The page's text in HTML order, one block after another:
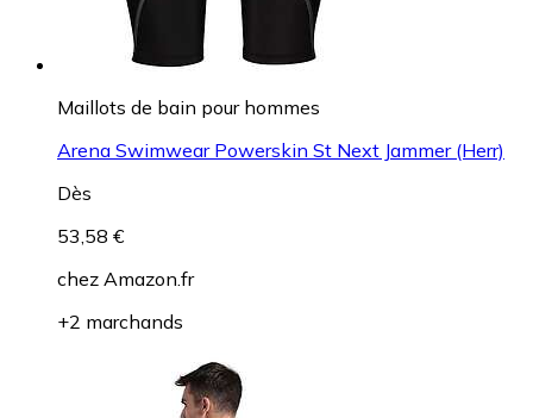
Maillots de bain pour hommes
Arena Swimwear Powerskin St Next Jammer (Herr)
Dès
53,58 €
chez Amazon.fr
+2 marchands